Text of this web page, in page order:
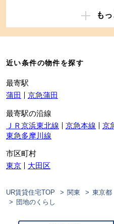
も
近い条件の物件を探す
最寄駅
蒲田
京急蒲田
最寄駅の沿線
ＪＲ京浜東北線
京急本線 京
東急多摩川線
市区町村
東京
大田区
UR賃貸住宅TOP 関東 東京都
団地のくらし